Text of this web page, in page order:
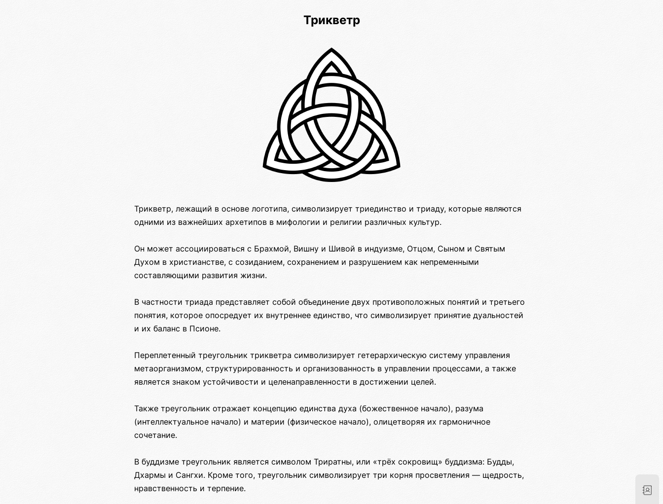
Трикветр
Трикветр, лежащий в основе логотипа, символизирует триединство и триаду, которые являются
одними из важнейших архетипов в мифологии и религии различных культур.
Он может ассоциироваться с Брахмой, Вишну и Шивой в индуизме, Отцом, Сыном и Святым
Духом в христианстве, с созиданием, сохранением и разрушением как непременными
составляющими развития жизни.
В частности триада представляет собой объединение двух противоположных понятий и третьего
понятия, которое опосредует их внутреннее единство, что символизирует принятие дуальностей
и их баланс в Псионе.
Переплетенный треугольник трикветра символизирует гетерархическую систему управления
метаорганизмом, структурированность и организованность в управлении процессами, а также
является знаком устойчивости и целенаправленности в достижении целей.
Также треугольник отражает концепцию единства духа (божественное начало), разума
(интеллектуальное начало) и материи (физическое начало), олицетворяя их гармоничное
сочетание.
В буддизме треугольник является символом Триратны, или «трёх сокровищ» буддизма: Будды,
Дхармы и Сангхи. Кроме того, треугольник символизирует три корня просветления — щедрость,
нравственность и терпение.